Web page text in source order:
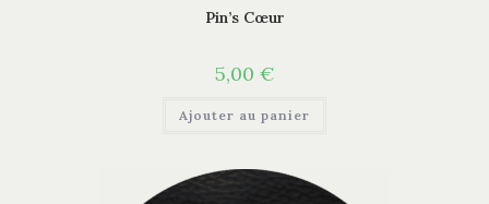
Pin’s Cœur
5,00 €
Ajouter au panier